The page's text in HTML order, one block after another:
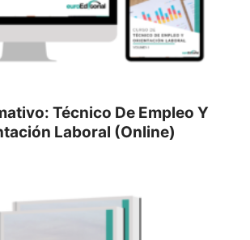
Técnico De Empleo Y
Laboral (Online)